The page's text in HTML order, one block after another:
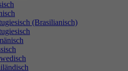
(Brasilianisch)